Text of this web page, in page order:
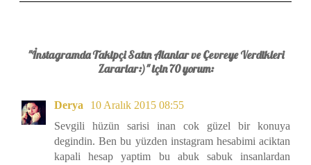
"İnstagramda Takipçi Satın Alanlar ve Çevreye Verdikleri
Zararlar:)" için 70 yorum:
Derya
10 Aralık 2015 08:55
Sevgili hüzün sarisi inan cok güzel bir konuya
degindin. Ben bu yüzden instagram hesabimi aciktan
kapali hesap yaptim bu abuk sabuk insanlardan